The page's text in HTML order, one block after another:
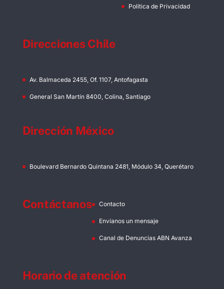
Política de Privacidad
Direcciones Chile
Av. Balmaceda 2455, Of. 1107, Antofagasta
General San Martín 8400, Colina, Santiago
Dirección México
Boulevard Bernardo Quintana 2481, Módulo 34, Querétaro
Contáctanos Contacto
Envíanos un mensaje
Canal de Denuncias ABN Avanza
Horario de atención